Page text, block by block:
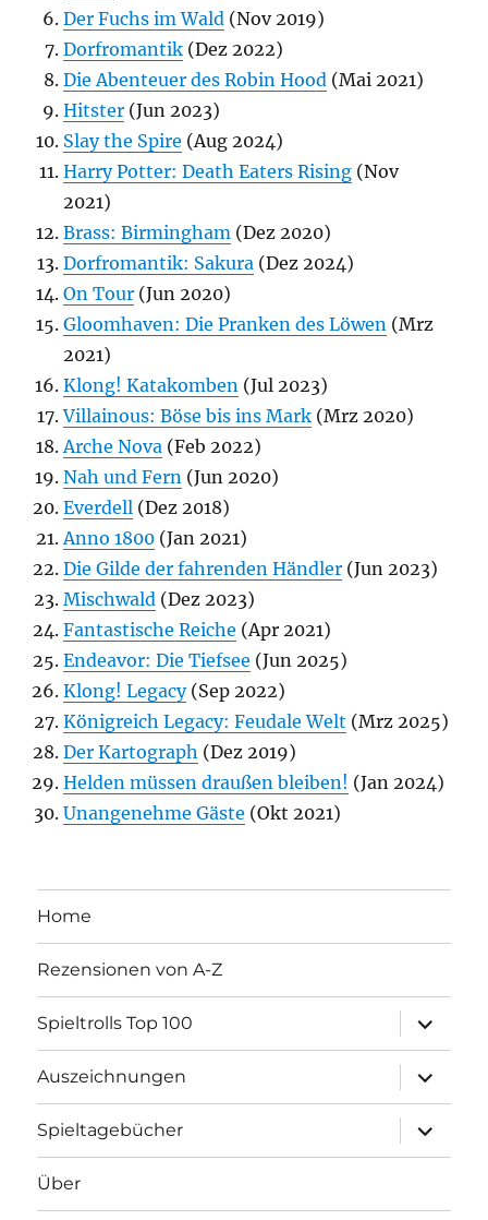
Der Fuchs im Wald (Nov 2019)
Dorfromantik (Dez 2022)
Die Abenteuer des Robin Hood (Mai 2021)
Hitster (Jun 2023)
Slay the Spire (Aug 2024)
Harry Potter: Death Eaters Rising (Nov
2021)
Brass: Birmingham (Dez 2020)
Dorfromantik: Sakura (Dez 2024)
On Tour (Jun 2020)
Gloomhaven: Die Pranken des Löwen (Mrz
2021)
Klong! Katakomben (Jul 2023)
Villainous: Böse bis ins Mark (Mrz 2020)
Arche Nova (Feb 2022)
Nah und Fern (Jun 2020)
Everdell (Dez 2018)
Anno 1800 (Jan 2021)
Die Gilde der fahrenden Händler (Jun 2023)
Mischwald (Dez 2023)
Fantastische Reiche (Apr 2021)
Endeavor: Die Tiefsee (Jun 2025)
Klong! Legacy(Sep 2022)
Königreich Legacy: Feudale Welt (Mrz 2025)
Der Kartograph (Dez 2019)
Helden müssen draußen bleiben! (Jan 2024)
Unangenehme Gäste (Okt 2021)
Home
Rezensionen von A-Z
Spieltrolls Top 100
öffnen
Auszeichnungen
öffnen
Spieltagebücher
öffnen
Über